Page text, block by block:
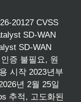
20127 CVSS
SD-WAN
SD-WAN
증 불필요, 원
시작 2023년부
년 2월 25일
추적, 고도화된